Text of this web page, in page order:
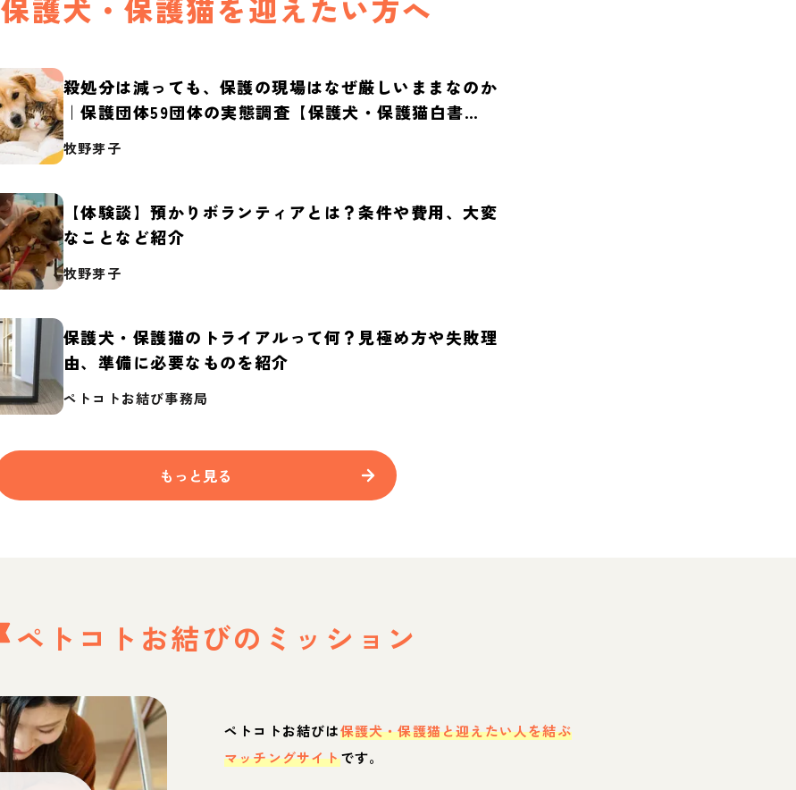
保護犬・保護猫を迎えたい方へ
殺処分は減っても、保護の現場はなぜ厳しいままなのか
｜保護団体59団体の実態調査【保護犬・保護猫白書
2026】
牧野芽子
【体験談】預かりボランティアとは？条件や費用、大変
なことなど紹介
牧野芽子
保護犬・保護猫のトライアルって何？見極め方や失敗理
由、準備に必要なものを紹介
ペトコトお結び事務局
もっと見る
ペトコトお結びの ミッション
ペトコトお結びは保護犬・保護猫と迎えたい人を結ぶ
マッチングサイトです。